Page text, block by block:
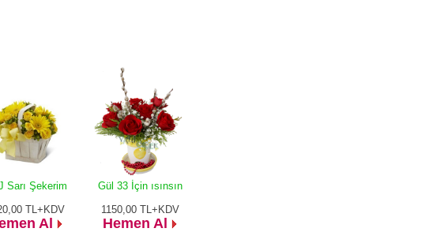
Sarı Şekerim
TL+KDV
Al
Gül 33 İçin ısınsın
1150,00 TL+KDV
Hemen Al